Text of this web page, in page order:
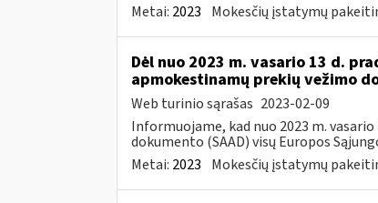
Metai: 2023 Mokesčių įstatymų
Dėl nuo 2023 m. vasario 13 d.
apmokestinamų prekių vežimo
Web turinio sąrašas 2023-02-09
Informuojame, kad nuo 2023 m.
dokumento (SAAD) visų Europos
Metai: 2023 Mokesčių įstatymų